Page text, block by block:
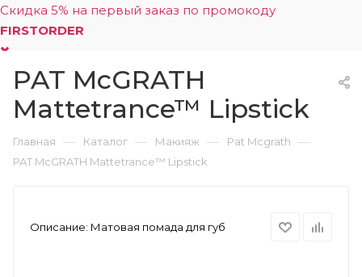
Скидка 5% на первый заказ по промокоду
FIRSTORDER
0
PAT McGRATH
Mattetrance™ Lipstick
Главная — Каталог — Макияж — Pat Mcgrath —
PAT McGRATH Mattetrance™ Lipstick
Описание: Матовая помада для губ